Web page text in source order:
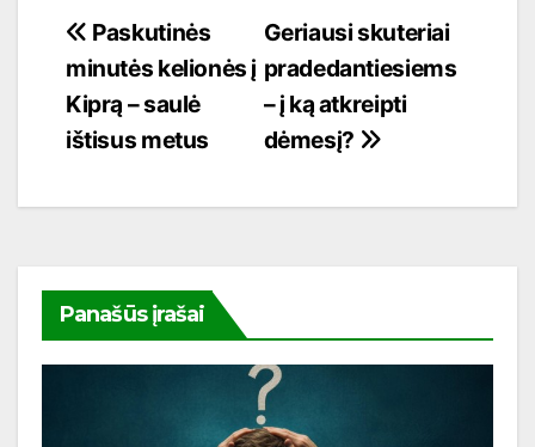
Navigacija
tarp
įrašų
Geriausi skuteriai
pradedantiesiems
– į ką atkreipti
dėmesį?
Paskutinės
minutės kelionės į
Kiprą – saulė
ištisus metus
Panašūs įrašai